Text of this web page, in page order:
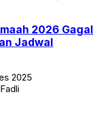
2026 Gagal
Jadwal
2025